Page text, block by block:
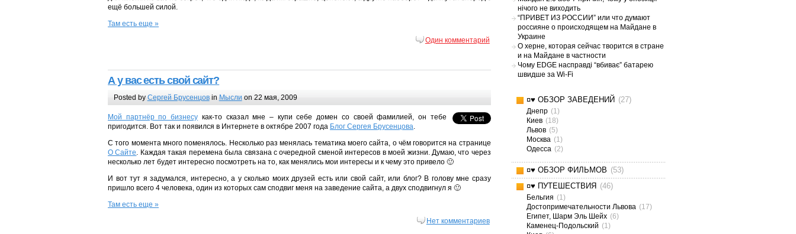
ещё большей силой.
Там есть еще »
Один комментарий
А у вас есть свой сайт?
Posted by Сергей Брусенцовin Мысли on 22 мая, 2009
Мой партнёр по бизнесу как-то сказал мне – купи себе домен со своей фамилией, он тебе
пригодится. Вот так и появился в Интернете в октябре 2007 года Блог Сергея Брусенцова
С того момента много поменялось. Несколько раз менялась тематика моего сайта, о чём говорится на странице
О Сайте
. Каждая такая перемена была связана с очередной сменой интересов в моей жизни. Думаю, что через
несколько лет будет интересно посмотреть на то, как менялись мои интересы и к чему это привело 🙂
И вот тут я задумался, интересно, а у сколько моих друзей есть или свой сайт, или блог? В голову мне сразу
пришло всего 4 человека, один из которых сам сподвиг меня на заведение сайта, а двух сподвигнул я 🙂
Там есть еще »
Нет комментариев
нічого не виходить
“ПРИВЕТ ИЗ РОССИИ” или что думают
россияне о происходящем на Майдане в
Украине
О херне, которая сейчас творится в стране
и на Майдане в частности
Чому EDGE насправді “вбиває” батарею
швидше за Wi-Fi
¤♥ ОБЗОР ЗАВЕДЕНИЙ (27)
Днепр (1)
Киев (18)
Львов (5)
Москва (1)
Одесса (2)
¤♥ ОБЗОР ФИЛЬМОВ (53)
¤♥ ПУТЕШЕСТВИЯ (46)
Бельгия (1)
Достопримечательности Львова (17)
Египет, Шарм Эль Шейх (6)
Каменец-Подольский (1)